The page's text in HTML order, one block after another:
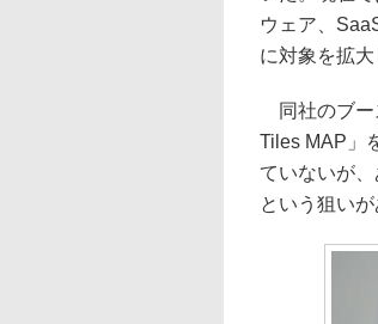
ウェア、
に対象を拡
同社のブー
Tiles MAP」
ていないが
という狙いが